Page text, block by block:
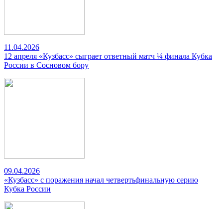
11.04.2026
12 апреля «Кузбасс» сыграет ответный матч ¼ финала Кубка
России в Сосновом бору
09.04.2026
«Кузбасс» с поражения начал четвертьфинальную серию
Кубка России